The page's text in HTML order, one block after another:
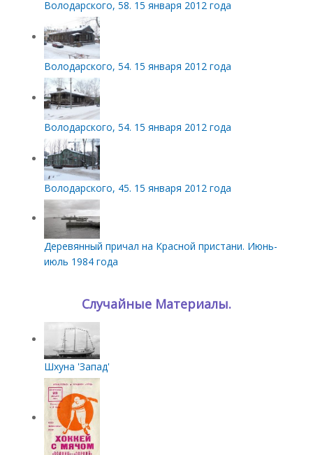
Володарского, 58. 15 января 2012 года
Володарского, 54. 15 января 2012 года
Володарского, 54. 15 января 2012 года
Володарского, 45. 15 января 2012 года
Деревянный причал на Красной пристани. Июнь-
июль 1984 года
Случайные Материалы.
Шхуна 'Запад'